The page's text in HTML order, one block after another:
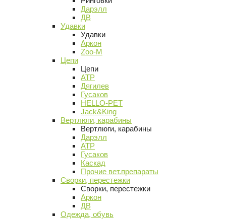
Дарэлл
ДВ
Удавки
Удавки
Аркон
Zoo-M
Цепи
Цепи
АТР
Дягилев
Гусаков
HELLO-PET
Jack&King
Вертлюги, карабины
Вертлюги, карабины
Дарэлл
АТР
Гусаков
Каскад
Прочие вет.препараты
Сворки, перестежки
Сворки, перестежки
Аркон
ДВ
Одежда, обувь